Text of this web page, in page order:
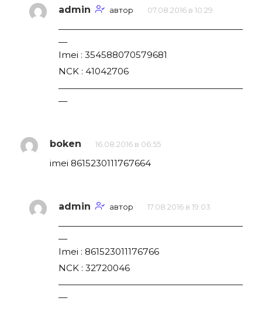
admin автор 07.08.2016 в 10:29
—————————————————————
—
Imei : 354588070579681
NCK : 41042706
—————————————————————
—
boken 16.08.2016 в 06:55
imei 8615230111767664
admin автор 17.08.2016 в 19:03
—————————————————————
—
Imei : 861523011176766
NCK : 32720046
—————————————————————
—